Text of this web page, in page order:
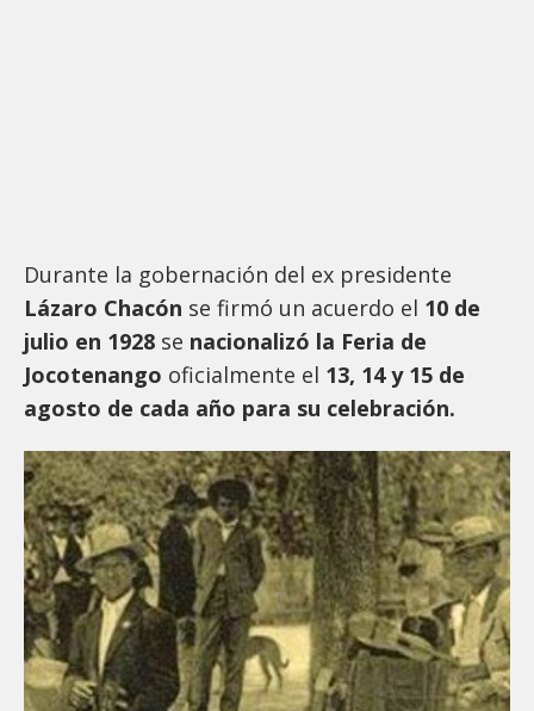
Durante la gobernación del ex presidente
Lázaro Chacón se firmó un acuerdo el 10 de
julio en 1928 se nacionalizó la Feria de
Jocotenango oficialmente el 13, 14 y 15 de
agosto de cada año para su celebración.